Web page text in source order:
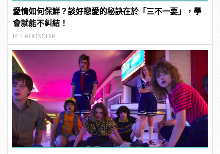
愛情如何保鮮？談好戀愛的秘訣在於「三不一要」，學
會就能不糾結！
RELATIONSHIP